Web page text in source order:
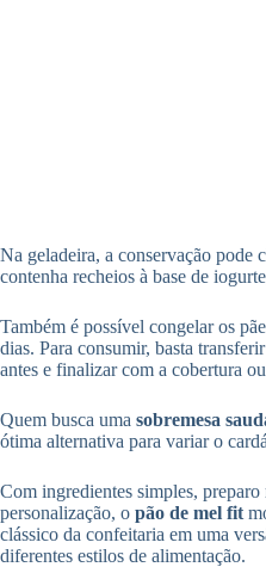
Na geladeira, a conservação pode
contenha recheios à base de
Também é possível congelar os
dias. Para consumir, basta
antes e finalizar com a cobertura
Quem busca uma sobremesa
ótima alternativa para variar o
Com ingredientes simples,
personalização, o pão de mel fit
clássico da confeitaria em uma
diferentes estilos de alimentação.